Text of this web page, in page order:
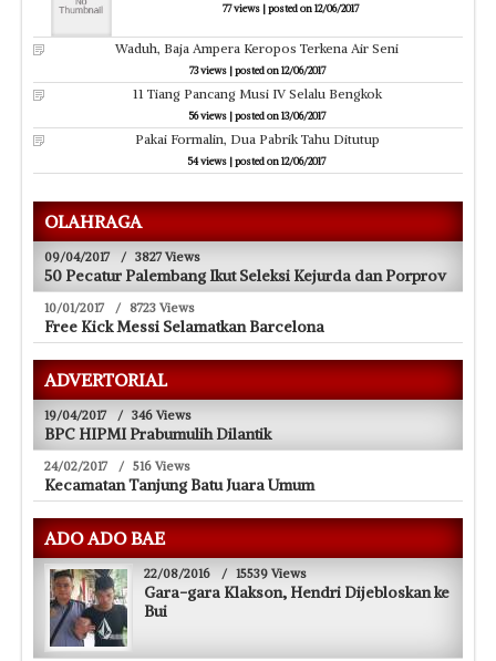
77 views|posted on 12/06/2017
Waduh, Baja Ampera Keropos Terkena Air Seni
73 views|posted on 12/06/2017
11 Tiang Pancang Musi IV Selalu Bengkok
56 views|posted on 13/06/2017
Pakai Formalin, Dua Pabrik Tahu Ditutup
54 views |posted on 12/06/2017
OLAHRAGA
09/04/2017 / 3827 Views
50 Pecatur Palembang Ikut Seleksi Kejurda dan Porprov
10/01/2017 / 8723 Views
Free Kick Messi Selamatkan Barcelona
ADVERTORIAL
19/04/2017 / 346 Views
BPC HIPMI Prabumulih Dilantik
24/02/2017 / 516 Views
Kecamatan Tanjung Batu Juara Umum
ADO ADO BAE
22/08/2016 / 15539 Views
Gara-gara Klakson, Hendri Dijebloskan ke
Bui